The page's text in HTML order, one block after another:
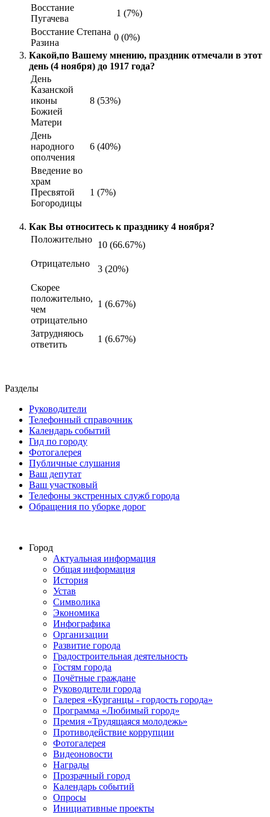
Восстание
Пугачева
1 (7%)
Восстание Степана
Разина
0 (0%)
Какой,по Вашему мнению, праздник отмечали в этот
день (4 ноября) до 1917 года?
День
Казанской
иконы
Божией
Матери
8 (53%)
День
народного
ополчения
6 (40%)
Введение во
храм
Пресвятой
Богородицы
1 (7%)
Как Вы относитесь к празднику 4 ноября?
Положительно
10 (66.67%)
Отрицательно
3 (20%)
Скорее
положительно,
чем
отрицательно
1 (6.67%)
Затрудняюсь
ответить
1 (6.67%)
Разделы
Руководители
Телефонный справочник
Календарь событий
Гид по городу
Фотогалерея
Публичные слушания
Ваш депутат
Ваш участковый
Телефоны экстренных служб города
Обращения по уборке дорог
Город
Актуальная информация
Общая информация
История
Устав
Символика
Экономика
Инфографика
Организации
Развитие города
Градостроительная деятельность
Гостям города
Почётные граждане
Руководители города
Галерея «Курганцы - гордость города»
Программа «Любимый город»
Премия «Трудящаяся молодежь»
Противодействие коррупции
Фотогалерея
Видеоновости
Награды
Прозрачный город
Календарь событий
Опросы
Инициативные проекты